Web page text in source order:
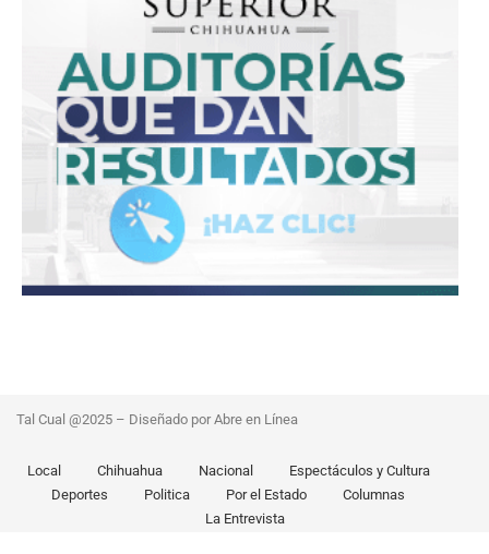
Tal Cual @2025 – Diseñado por Abre en Línea
Local Chihuahua Nacional
Espectáculos y Cultura
Deportes
Politica Por el Estado
Columnas
La Entrevista